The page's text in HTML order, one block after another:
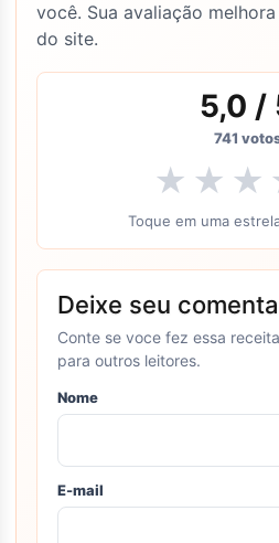
você. Sua avaliação
do site.
5,0 /
741
★ ★ ★
Toque em uma
Deixe seu
Conte se voce fez essa
para outros leitores.
Nome
E-mail